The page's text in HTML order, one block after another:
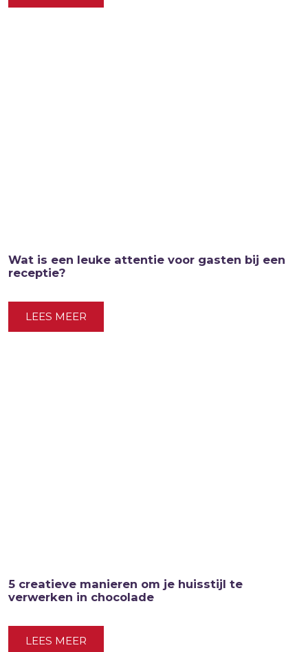
Wat is een leuke attentie voor gasten bij een
receptie?
LEES MEER
5 creatieve manieren om je huisstijl te
verwerken in chocolade
LEES MEER